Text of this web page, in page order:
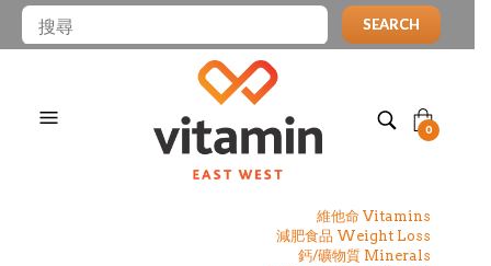
SEARCH
0
維他命 Vitamins
減肥食品 Weight Loss
鈣/礦物質 Minerals